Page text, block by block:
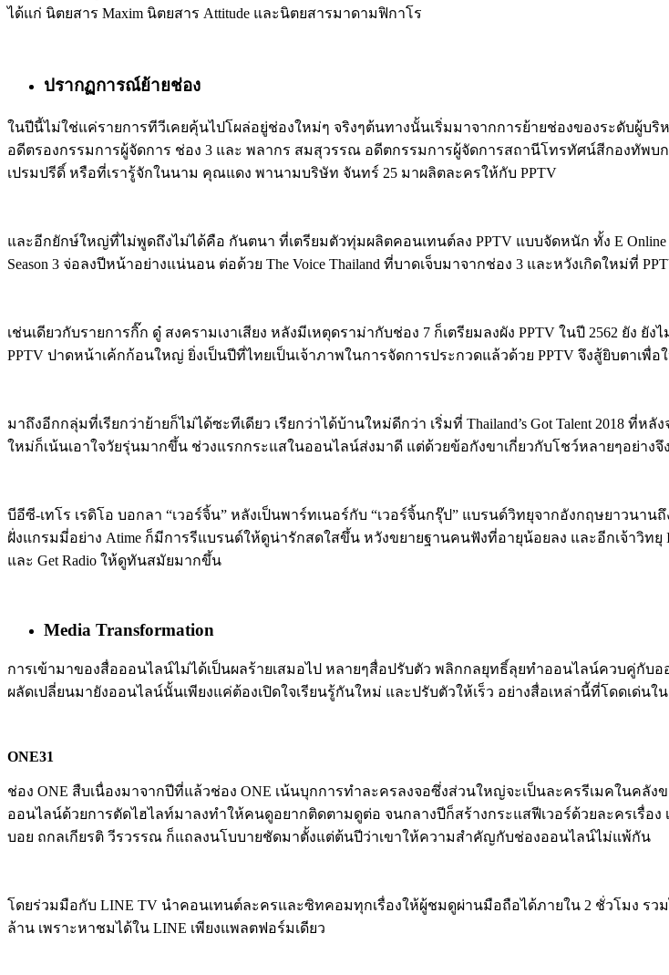
ได้แก่ นิตยสาร Maxim นิตยสาร Attitude และนิตยสารมาดามฟิกาโร
ปรากฏการณ์ย้ายช่อง
ในปีนี้ไม่ใช่แค่รายการทีวีเคยคุ้นไปโผล่อยู่ช่องใหม่ๆ จริงๆต้นทางนั้นเริ่มมาจากการย้ายช่องของระดับผู้บ
อดีตรองกรรมการผู้จัดการ ช่อง 3 และ พลากร สมสุวรรณ อดีตกรรมการผู้จัดการสถานีโทรทัศน์สีกองทัพ
เปรมปรีดิ์ หรือที่เรารู้จักในนาม คุณแดง พานามบริษัท จันทร์ 25 มาผลิตละครให้กับ PPTV
และอีกยักษ์ใหญ่ที่ไม่พูดถึงไม่ได้คือ กันตนา ที่เตรียมตัวทุ่มผลิตคอนเทนต์ลง PPTV แบบจัดหนัก ทั้ง E Online แล
Season 3 จ่อลงปีหน้าอย่างแน่นอน ต่อด้วย The Voice Thailand ที่บาดเจ็บมาจากช่อง 3 และหวังเกิดใหม่ที่
เช่นเดียวกับรายการกิ๊ก ดู๋ สงครามเงาเสียง หลังมีเหตุดราม่ากับช่อง 7 ก็เตรียมลงผัง PPTV ในปี 2562 ยัง
PPTV ปาดหน้าเค้กก้อนใหญ่ ยิ่งเป็นปีที่ไทยเป็นเจ้าภาพในการจัดการประกวดแล้วด้วย PPTV จึงสู้ยิบตาเพื่
มาถึงอีกกลุ่มที่เรียกว่าย้ายก็ไม่ได้ซะทีเดียว เรียกว่าได้บ้านใหม่ดีกว่า เริ่มที่ Thailand’s Got Talent 2018
ใหม่ก็เน้นเอาใจวัยรุ่นมากขึ้น ช่วงแรกกระแสในออนไลน์ส่งมาดี แต่ด้วยข้อกังขาเกี่ยวกับโชว์หลายๆอย่างจึ
บีอีซี-เทโร เรดิโอ บอกลา “เวอร์จิ้น” หลังเป็นพาร์ทเนอร์กับ “เวอร์จิ้นกรุ๊ป” แบรนด์วิทยุจากอังกฤษยาวนานถึ
ฝั่งแกรมมี่อย่าง Atime ก็มีการรีแบรนด์ให้ดูน่ารักสดใสขึ้น หวังขยายฐานคนฟังที่อายุน้อยลง และอีกเจ้าวิทยุ
และ Get Radio ให้ดูทันสมัยมากขึ้น
Media Transformation
การเข้ามาของสื่อออนไลน์ไม่ได้เป็นผลร้ายเสมอไป หลายๆสื่อปรับตัว พลิกกลยุทธิ์ลุยทำออนไลน์ควบคู่กั
ผลัดเปลี่ยนมายังออนไลน์นั้นเพียงแค่ต้องเปิดใจเรียนรู้กันใหม่ และปรับตัวให้เร็ว อย่างสื่อเหล่านี้ที่โดดเด่นใน
ONE31
ช่อง ONE สืบเนื่องมาจากปีที่แล้วช่อง ONE เน้นบุกการทำละครลงจอซึ่งส่วนใหญ่จะเป็นละครรีเมคในคลัง
ออนไลน์ด้วยการตัดไฮไลท์มาลงทำให้คนดูอยากติดตามดูต่อ จนกลางปีก็สร้างกระแสฟีเวอร์ด้วยละครเรื่อ
บอย ถกลเกียรติ วีรวรรณ ก็แถลงนโบบายชัดมาตั้งแต่ต้นปีว่าเขาให้ความสำคัญกับช่องออนไลน์ไม่แพ้กัน
โดยร่วมมือกับ LINE TV นำคอนเทนต์ละครและซิทคอมทุกเรื่องให้ผู้ชมดูผ่านมือถือได้ภายใน 2 ชั่วโมง รวม
ล้าน เพราะหาชมได้ใน LINE เพียงแพลตฟอร์มเดียว